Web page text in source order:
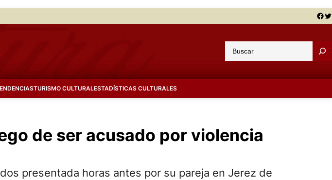
Facebook Twitter
u
a
TURISMO CULTURALESTADÍSTICAS CULTURALES
de ser acusado por violencia
presentada horas antes por su pareja en Jerez de